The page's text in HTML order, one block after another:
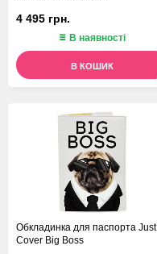
4 495 грн.
В наявності
В КОШИК
Обкладинка для паспорта Just
Cover Big Boss